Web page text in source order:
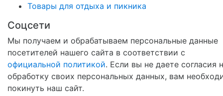
Товары для отдыха и пикника
Соцсети
Мы получаем и обрабатываем персональные данные
посетителей нашего сайта в соответствии с
официальной политикой. Если вы не даете согласия
обработку своих персональных данных, вам
покинуть наш сайт.